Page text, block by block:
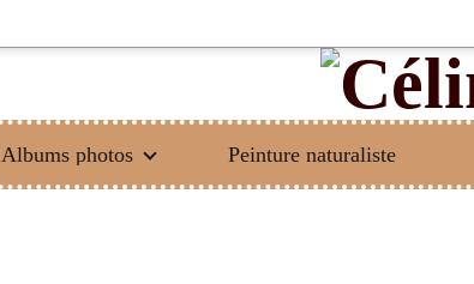
Albums photos
Peinture naturaliste